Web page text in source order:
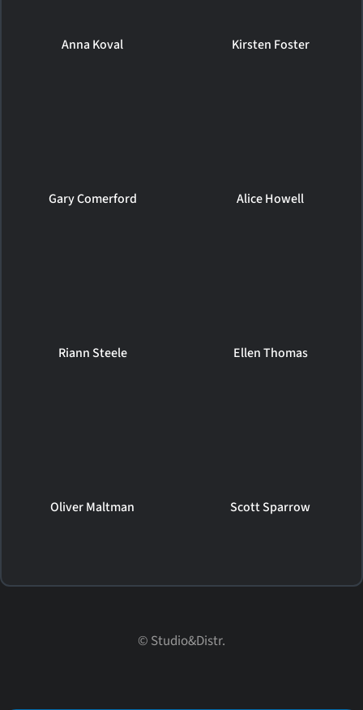
Anna Koval Kirsten Foster
Gary Comerford Alice Howell
Riann Steele Ellen Thomas
Oliver Maltman Scott Sparrow
© Studio&Distr.